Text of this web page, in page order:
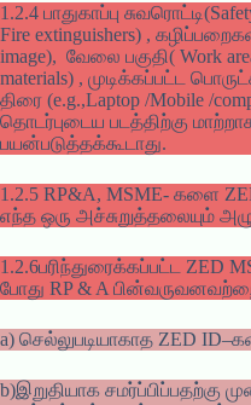
1.2.4 பாதுகாப்பு
Fire extinguishers) ,
image), வேலை பகுதி( Work
materials) , முடிக்கப்பட்ட
திரை (e.g.,Laptop /Mobile /
தொடர்புடைய படத்திற்கு
பயன்படுத்தக்கூடாது.
1.2.5 RP&A, MSME- களை
எந்த ஒரு அச்சுறுத்தலையும்
1.2.6பரிந்துரைக்கப்பட்ட ZED
போது RP & A
a) செல்லுபடியாகாத ZED
b)இறுதியாக சமர்ப்பிப்பதற்கு